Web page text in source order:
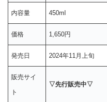
内容量 450ml
価格 1,650円
発売日 2024年11月上旬
販売サイ
ト
▽先行販売中▽